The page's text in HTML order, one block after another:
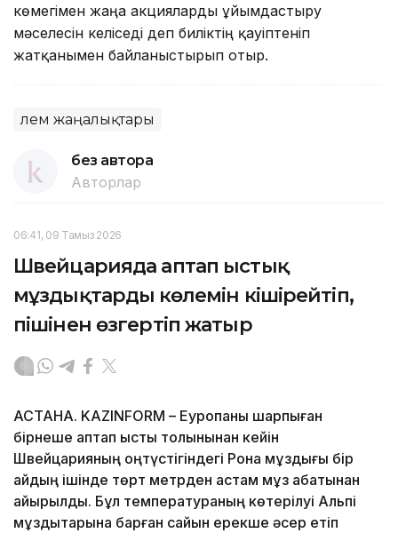
көмегiмен жаңа акцияларды ұйымдастыру
мәселесін келіседі деп биліктің қауіптеніп
жатқанымен байланыстырып отыр.
Әлем жаңалықтары
без автора
Авторлар
06:41, 09 Тамыз 2026
Швейцарияда аптап ыстық
мұздықтардың көлемін кішірейтіп,
пішінен өзгертіп жатыр
АСТАНА. KAZINFORM – Еуропаны шарпыған
бірнеше аптап ыстық толқынынан кейін
Швейцарияның оңтүстігіндегі Рона мұздығы бір
айдың ішінде төрт метрден астам мұз қабатынан
айырылды. Бұл температураның көтерілуі Альпі
мұздықтарына барған сайын ерекше әсер етіп